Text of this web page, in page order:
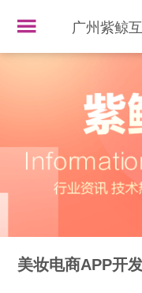
广州紫鲸
美妆电商APP开